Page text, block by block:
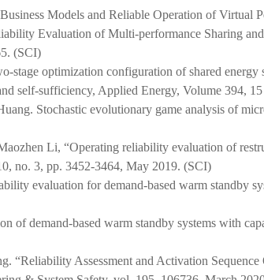
Models and Reliable Operation of Virtual
Evaluation of Multi-performance Sharing
(SCI)
optimization configuration of shared energy
self-sufficiency, Applied Energy, Volume 394,
Stochastic evolutionary game analysis of
Li, “Operating reliability evaluation of
no. 3, pp. 3452-3464, May 2019. (SCI)
evaluation for demand-based warm standby
of demand-based warm standby systems with
“Reliability Assessment and Activation